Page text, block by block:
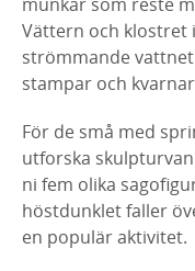
Vättern och klostret
strömmande
stampar och
För de små med
utforska
ni fem olika
höstdunklet faller
en populär aktivitet.